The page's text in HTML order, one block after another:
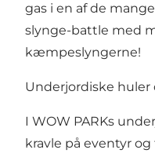
gas i en af de
slynge-battle med
kæmpeslyngerne!
Underjordiske
I WOW PARKs
kravle på eventyr